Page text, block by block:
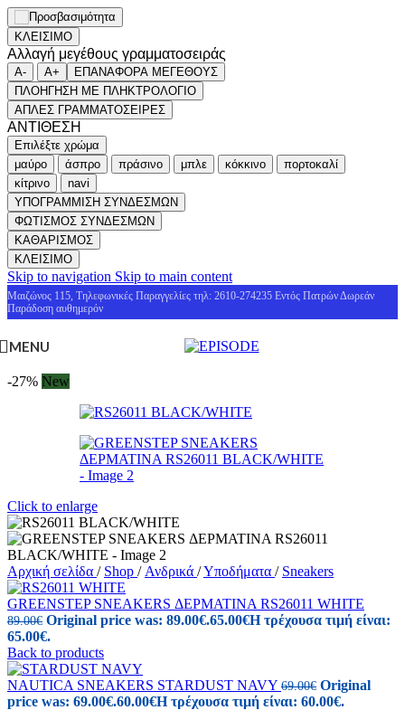
ΚΛΕΙΣΙΜΟ
Αλλαγή μεγέθους γραμματοσειράς
A- A+
ΕΠΑΝΑΦΟΡΑ ΜΕΓΕΘΟΥΣ
ΠΛΟΗΓΗΣΗ ΜΕ ΠΛΗΚΤΡΟΛΟΓΙΟ
ΑΠΛΕΣ ΓΡΑΜΜΑΤΟΣΕΙΡΕΣ
ΑΝΤΙΘΕΣΗ
Επιλέξτε χρώμα
μαύρο
άσπρο πράσινο μπλε κόκκινο
πορτοκαλί
κίτρινο
navi
ΥΠΟΓΡΑΜΜΙΣΗ ΣΥΝΔΕΣΜΩΝ
ΦΩΤΙΣΜΟΣ ΣΥΝΔΕΣΜΩΝ
ΚΑΘΑΡΙΣΜΟΣ
ΚΛΕΙΣΙΜΟ
Skip to navigation Skip to main content
Μαιζώνος 115, Τηλεφωνικές Παραγγελίες τηλ: 2610-274235 Εντός Πατρών Δωρεάν
Παράδοση αυθημερόν
MENU
-27% New
Click to enlarge
Αρχική σελίδα / Shop / Ανδρικά /Υποδήματα / Sneakers
GREENSTEP SNEAKERS ΔΕΡΜΑΤΙΝΑ RS26011 WHITE
89.00€ Original price was: 89.00€.65.00€Η τρέχουσα τιμή είναι:
65.00€.
Back to products
NAUTICA SNEAKERS STARDUST NAVY 69.00€ Original
price was: 69.00€.60.00€Η τρέχουσα τιμή είναι: 60.00€.